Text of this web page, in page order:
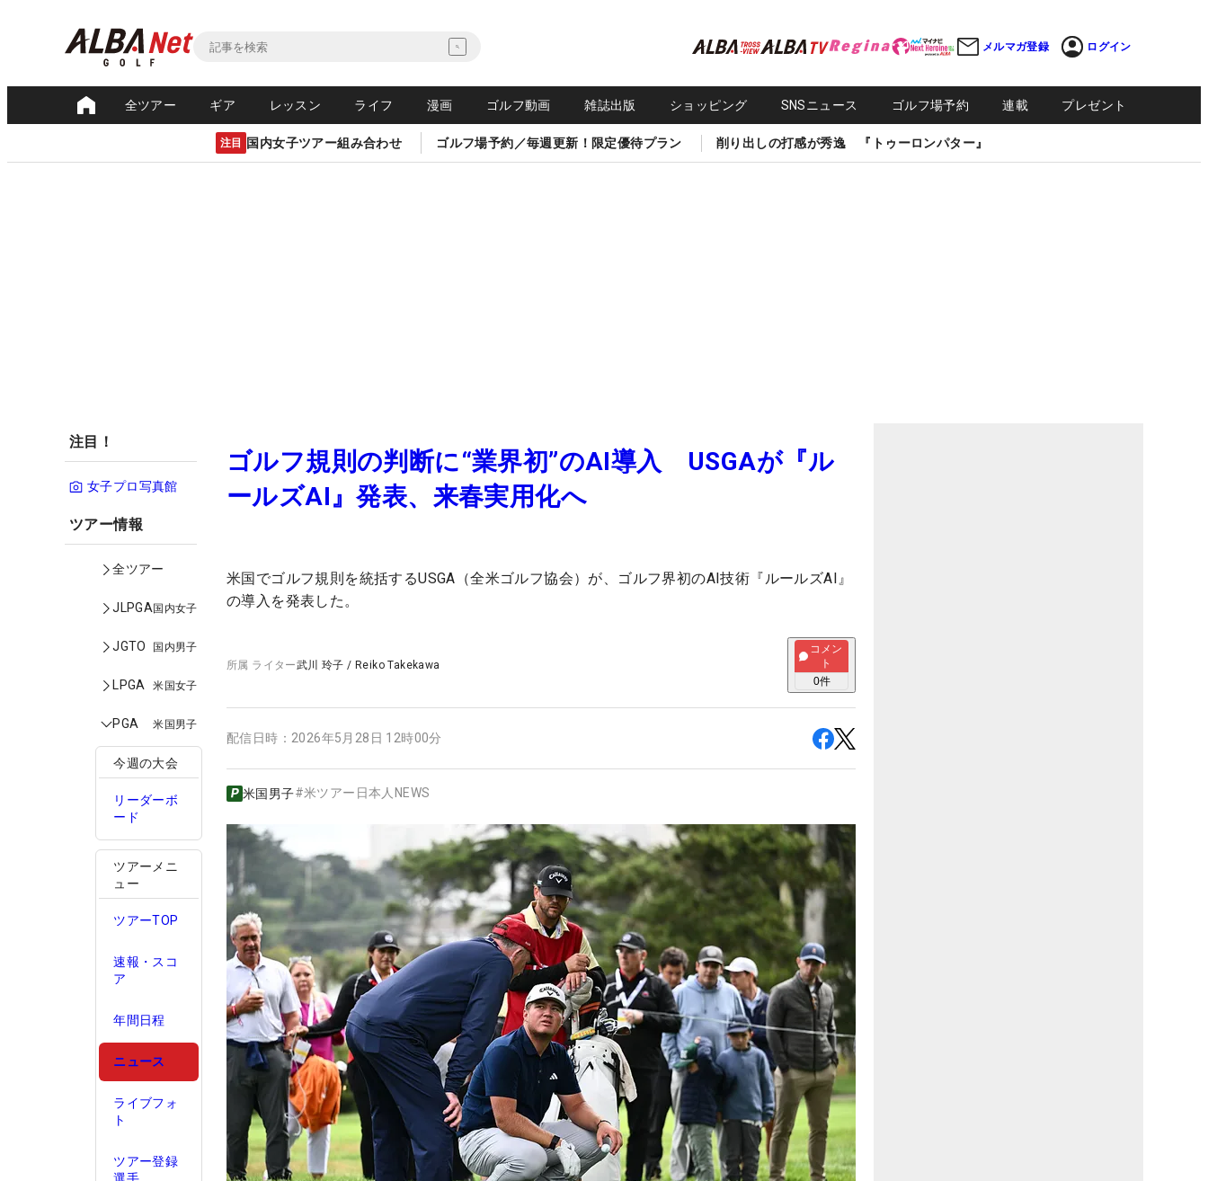
メルマガ登録 ログイン
全ツアー ギア レッスン ライフ 漫画 ゴルフ動画 雑誌出版 ショッピング SNSニュース ゴルフ場予約 連載 プレゼント
注目 国内女子ツアー組み合わせ ゴルフ場予約／毎週更新！限定優待プラン 削り出しの打感が秀逸 『トゥーロンパター』
注目！
女子プロ写真館
ツアー情報
全ツアー
JLPGA国内女子
JGTO 国内男子
LPGA 米国女子
PGA 米国男子
今週の大会
リーダーボ
ード
ツアーメニ
ュー
ツアーTOP
速報・スコ
ア
年間日程
ニュース
ライブフォ
ト
ツアー登録
ゴルフ規則の判断に“業界初”のAI導入 USGAが『ル
ールズAI』発表、来春実用化へ
米国でゴルフ規則を統括するUSGA（全米ゴルフ協会）が、ゴルフ界初のAI技術『ルールズAI』
の導入を発表した。
所属 ライター武川 玲子 / Reiko Takekawa
コメン
ト
0件
配信日時： 2026年5月28日 12時00分
米国男子#米ツアー日本人NEWS